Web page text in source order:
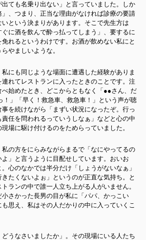
出ても名乗り出ない」と言っていました。しか
、つまり、正当な理由がなければ診療の要請
という決まりがあります。そこで先生方は
ぐに酒を飲んで酔っ払ってしまう」、要するに
れるというわけです。お酒が飲めない私にと
やましいような。
にも同じような場面に遭遇した経験がありま
れてレストランに入ったときのことです。注
始めたとき、どこからともなく「●●さん、だ
！」「早く！救急車、救急車！」という声が聴
を続けながら「まずい状況になったぞ。行っ
任を問われるっていうしなぁ」などと心の中
場に駆け付けるのをためらっていました。
の方をにらみながらまるで「なにやってるの
」と言うように目配せしています。おいお
心のなかでは半分だけ「しょうがないなぁ」
たくないよぉ」というのが正直な気持ち。と
ランの中で誰一人立ち上がる人がいません。
さかった長男の目が私に「パパ、かっこい
思え、私はその人だかりの中に入っていくこ
どうなさいましたか」。その現場にいる人たち